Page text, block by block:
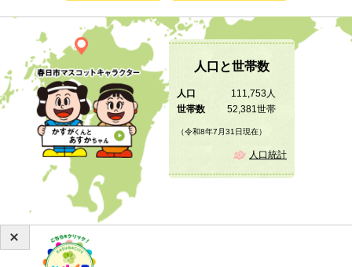
人口と世帯数
人口
111,753人
世帯数
52,381世帯
（令和8年7月31日現在）
人口統計